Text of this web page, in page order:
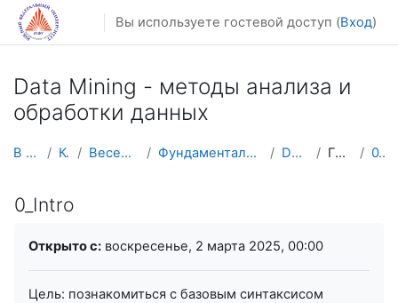
Перейти к основному содержанию
Вы используете гостевой доступ (Вход)
Data Mining - методы анализа и
обработки данных
В начало Курсы Весенний семестр Фундаментальная информатика и ИТ Data Mining Гладковой 0_Intro
0_Intro
Открыто с: воскресенье, 2 марта 2025, 00:00
Цель: познакомиться с базовым синтаксисом